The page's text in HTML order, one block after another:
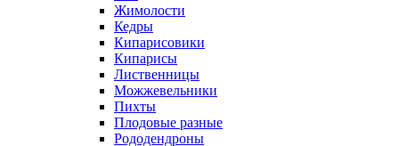
Жимолости
Кедры
Кипарисовики
Кипарисы
Лиственницы
Можжевельники
Пихты
Плодовые разные
Рододендроны